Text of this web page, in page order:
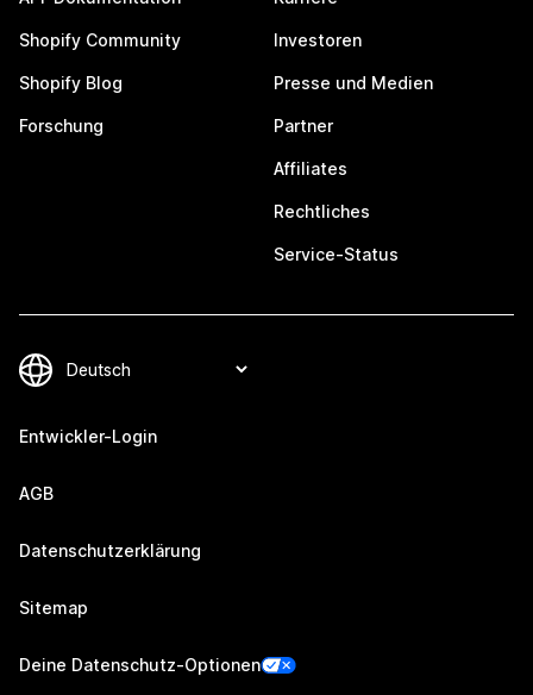
Shopify Community
Shopify Blog
Forschung
Investoren
Presse und Medien
Partner
Affiliates
Rechtliches
Service-Status
Entwickler-Login
AGB
Datenschutzerklärung
Sitemap
Deine Datenschutz-Optionen